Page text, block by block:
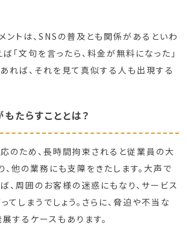
ントは、SNSの普及とも関係があるといわ
ば「文句を言ったら、料金が無料になった」
れば、それを見て真似する人も出現する
たらすこととは？
のため、長時間拘束されると従業員の大
、他の業務にも支障をきたします。大声で
、周囲のお客様の迷惑にもなり、サービス
てしまうでしょう。さらに、脅迫や不当な
するケースもあります。